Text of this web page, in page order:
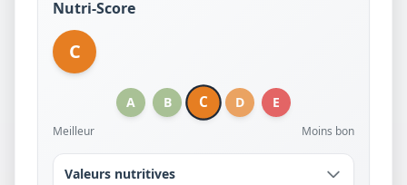
Nutri-Score
C
A B C D E
Meilleur Moins bon
Valeurs nutritives